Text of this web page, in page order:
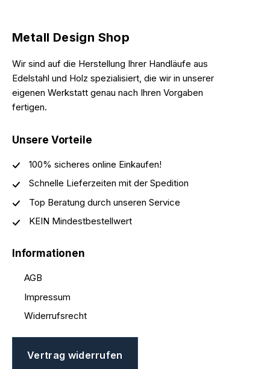
Metall Design Shop
Wir sind auf die Herstellung Ihrer Handläufe aus
Edelstahl und Holz spezialisiert, die wir in unserer
eigenen Werkstatt genau nach Ihren Vorgaben
fertigen.
Unsere Vorteile
100% sicheres online Einkaufen!
Schnelle Lieferzeiten mit der Spedition
Top Beratung durch unseren Service
KEIN Mindestbestellwert
Informationen
AGB
Impressum
Widerrufsrecht
Vertrag widerrufen